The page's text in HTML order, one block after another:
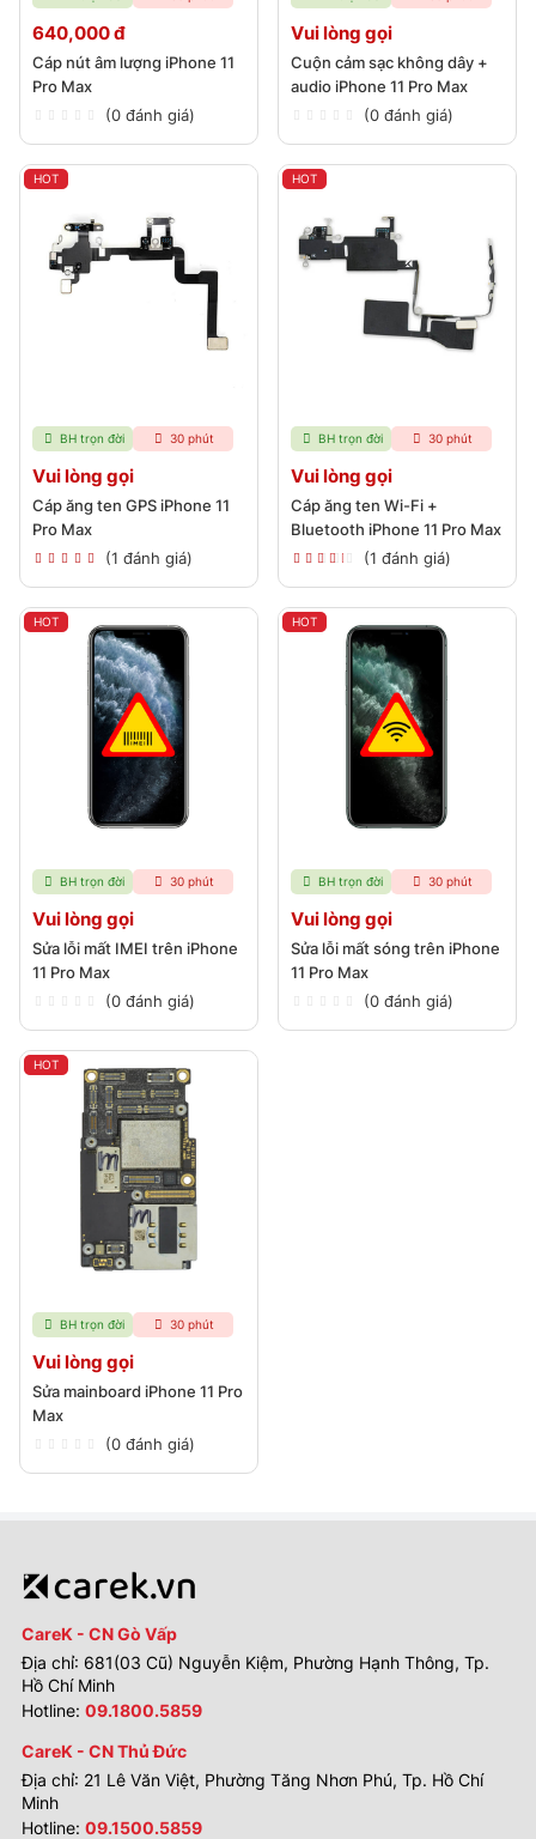
640,000 đ
Cáp nút âm lượng iPhone 11
Pro Max
(0 đánh giá)
Vui lòng gọi
Cuộn cảm sạc không dây +
audio iPhone 11 Pro Max
(0 đánh giá)
HOT
BH trọn đời 30 phút
Vui lòng gọi
Cáp ăng ten GPS iPhone 11
Pro Max
(1 đánh giá)
HOT
BH trọn đời 30 phút
Vui lòng gọi
Cáp ăng ten Wi-Fi +
Bluetooth iPhone 11 Pro Max
(1 đánh giá)
HOT
BH trọn đời 30 phút
Vui lòng gọi
Sửa lỗi mất IMEI trên iPhone
11 Pro Max
(0 đánh giá)
HOT
BH trọn đời 30 phút
Vui lòng gọi
Sửa lỗi mất sóng trên iPhone
11 Pro Max
(0 đánh giá)
HOT
BH trọn đời 30 phút
Vui lòng gọi
Sửa mainboard iPhone 11 Pro
Max
(0 đánh giá)
CareK - CN Gò Vấp
Địa chỉ: 681(03 Cũ) Nguyễn Kiệm, Phường Hạnh Thông, Tp.
Hồ Chí Minh
Hotline: 09.1800.5859
CareK - CN Thủ Đức
Địa chỉ: 21 Lê Văn Việt, Phường Tăng Nhơn Phú, Tp. Hồ Chí
Minh
Hotline: 09.1500.5859